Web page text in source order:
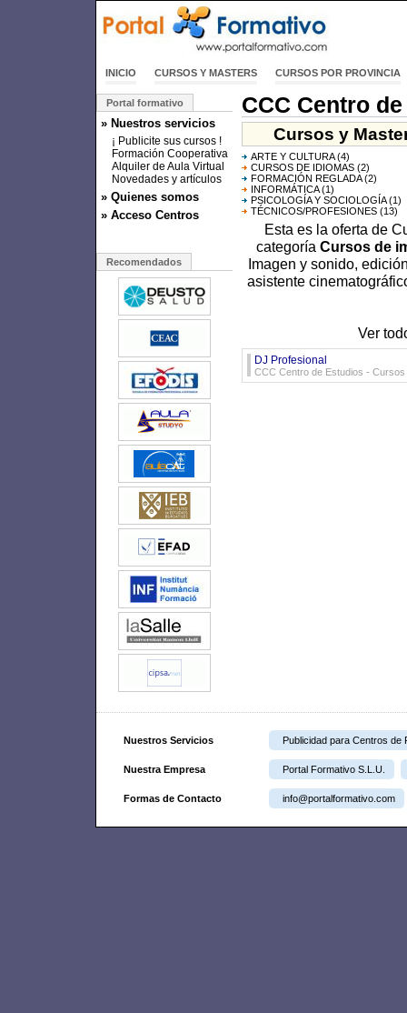
INICIO CURSOS Y MASTERS CURSOS POR PROVINCIA
Portal formativo
» Nuestros servicios
¡ Publicite sus cursos !
Formación Cooperativa
Alquiler de Aula Virtual
Novedades y artículos
» Quienes somos
» Acceso Centros
Recomendados
CCC Centro
Cursos y
ARTE Y CULTURA(4)
CURSOS DE IDIOMAS (2)
FORMACIÓN REGLADA(2)
INFORMÁTICA(1)
PSICOLOGÍA Y SOCIOLOGÍA(1)
TÉCNICOS/PROFESIONES (13)
Esta es la oferta de
categoría Cursos de
Imagen y sonido,
asistente
Ver
DJ Profesional
CCC Centro de Estudios -
Nuestros Servicios Publicidad para Centros de
Nuestra Empresa Portal Formativo S.L.U.
Formas de Contacto info@portalformativo.com